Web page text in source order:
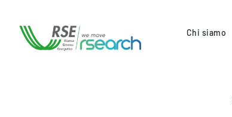
Chi siamo